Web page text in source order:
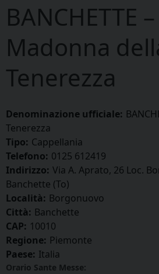
BANCHETTE –
Madonna
Tenerezza
Denominazione ufficiale:
Tenerezza
Tipo: Cappellania
Telefono: 0125 612419
Indirizzo: Via A. Aprato, 26 Loc.
Banchette (To)
Località: Borgonuovo
Città: Banchette
CAP: 10010
Regione: Piemonte
Paese: Italia
Orario Sante Messe: